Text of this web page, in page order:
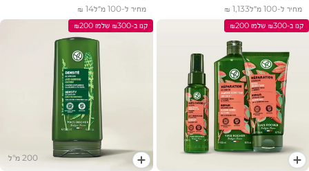
מחיר ל-100 מ״ל 1,133 ₪ מחיר ל-100 מ״ל 14 ₪
קנו ב-₪300 שלמו ₪200
הוסף לעגלה
קנו ב-₪300 שלמו ₪200
200 מ"ל
הוסף לעגלה